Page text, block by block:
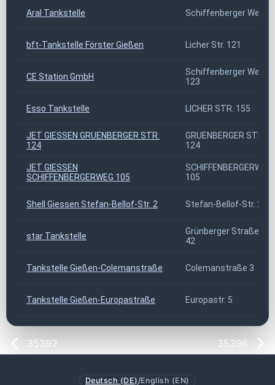
Aral Tankstelle Schiffenberger Weg
bft-Tankstelle Förster Gießen Licher Str. 121
CE Station GmbH
Schiffenberger Weg
123
Esso Tankstelle LICHER STR. 155
JET GIESSEN GRUENBERGER STR.
124
GRUENBERGER STR.
124
JET GIESSEN
SCHIFFENBERGERWEG 105
SCHIFFENBERGERWEG
105
Shell Giessen Stefan-Bellof-Str. 2 Stefan-Bellof-Str. 2
star Tankstelle
Grünberger Straße 40-
42
Tankstelle Gießen-Colemanstraße Colemanstraße 3
Tankstelle Gießen-Europastraße Europastr. 5
35392 35396
Deutsch (DE) /English (EN)